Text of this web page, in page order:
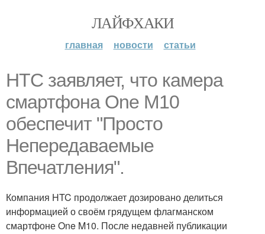
ЛАЙФХАКИ
главная новости статьи
HTC заявляет, что камера
смартфона One M10
обеспечит "Просто
Непередаваемые
Впечатления".
Компания HTC продолжает дозировано делиться
информацией о своём грядущем флагманском
смартфоне One M10. После недавней публикации